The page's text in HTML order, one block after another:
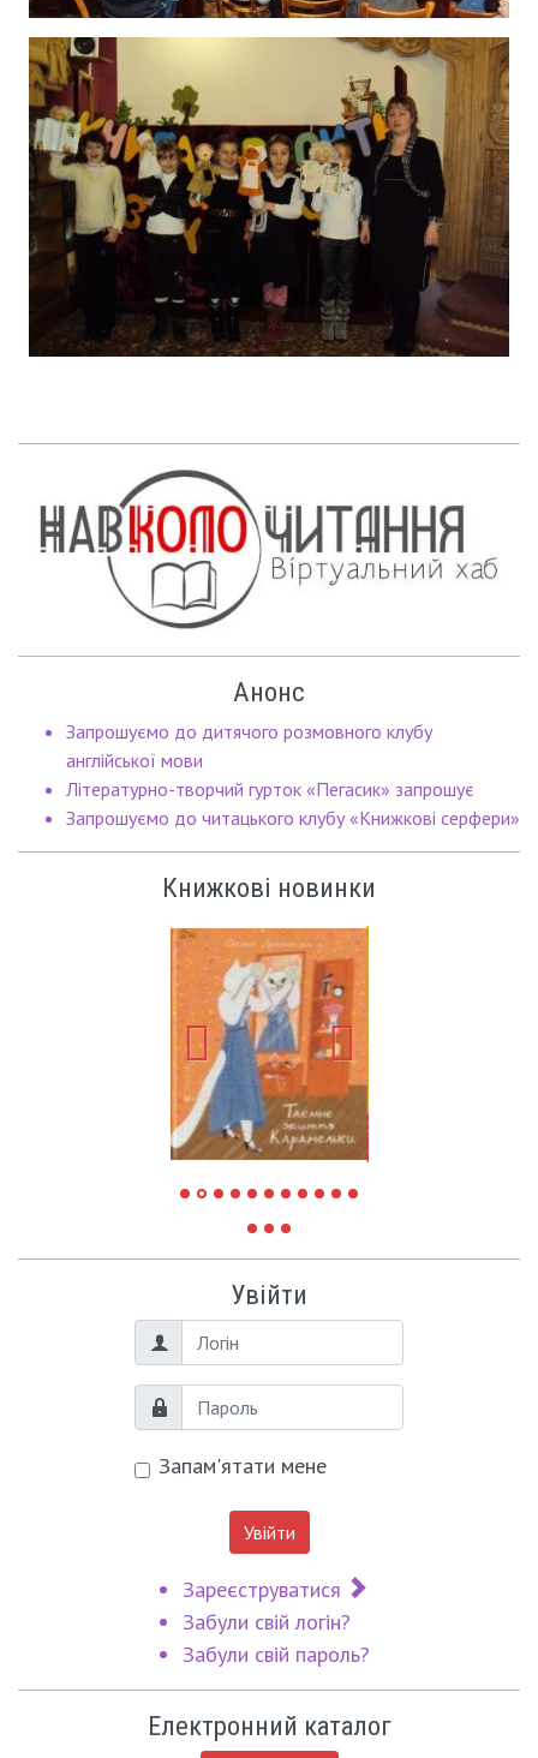
Анонс
Запрошуємо до дитячого розмовного клубу
англійської мови
Літературно-творчий гурток «Пегасик» запрошує
Запрошуємо до читацького клубу «Книжкові серфери»
Книжкові новинки
Увійти
Логін
Пароль
Запам'ятати мене
Увійти
Зареєструватися
Забули свій логін?
Забули свій пароль?
Електронний каталог